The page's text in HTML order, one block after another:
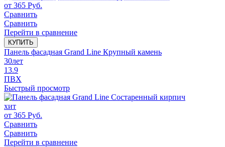
от 365 Руб.
Сравнить
Сравнить
Перейти в сравнение
КУПИТЬ
Панель фасадная Grand Line Крупный камень
30лет
13.9
ПВХ
Быстрый просмотр
хит
от 365 Руб.
Сравнить
Сравнить
Перейти в сравнение